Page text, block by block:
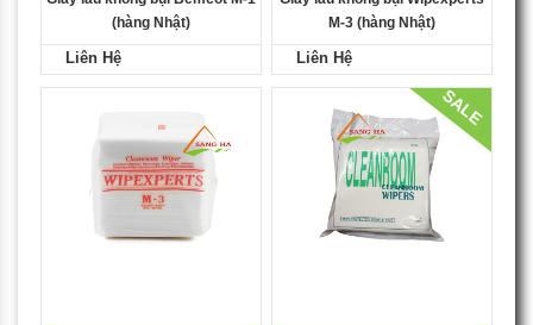
(hàng Nhật)
Liên Hệ
M-3 (hàng Nhật)
Liên Hệ
SALE